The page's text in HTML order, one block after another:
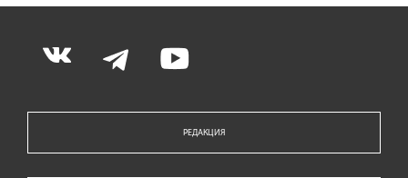
РЕДАКЦИЯ